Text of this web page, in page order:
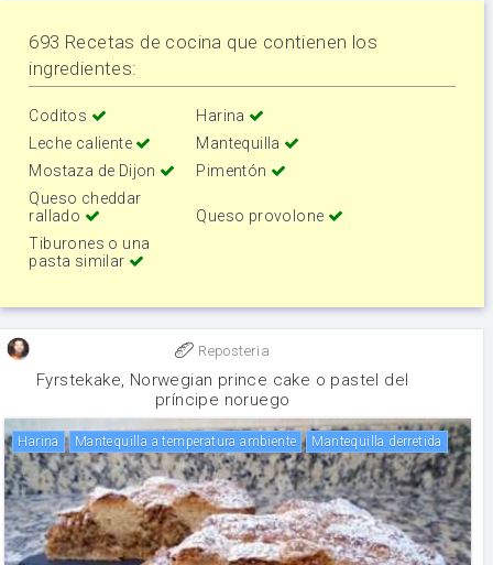
693 Recetas de cocina que contienen los
ingredientes:
Coditos
Harina
Leche caliente
Mantequilla
Mostaza de Dijon
Pimentón
Queso cheddar
rallado
Queso provolone
Tiburones o una
pasta similar
Reposteria
Fyrstekake, Norwegian prince cake o pastel del
príncipe noruego
harina Mantequilla a temperatura ambiente Mantequilla derretida